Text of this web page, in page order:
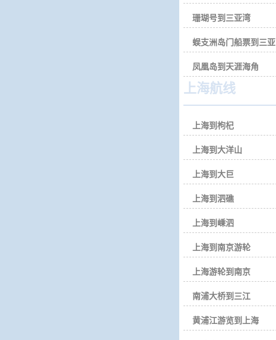
珊瑚号到三亚湾
蜈支洲岛门船票到三亚
凤凰岛到天涯海角
上海航线
上海到枸杞
上海到大洋山
上海到大巨
上海到泗礁
上海到嵊泗
上海到南京游轮
上海游轮到南京
南浦大桥到三江
黄浦江游览到上海